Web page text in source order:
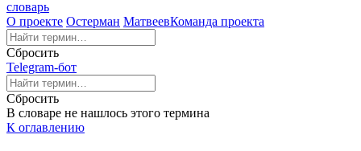
словарь
О проекте Остерман МатвеевКоманда проекта
Сбросить
Telegram-бот
Сбросить
В словаре не нашлось этого термина
К оглавлению